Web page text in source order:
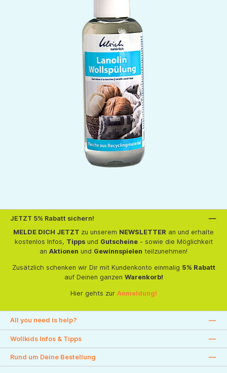
JETZT 5% Rabatt sichern!
MELDE DICH JETZT zu unserem NEWSLETTER an und erhalte
kostenlos Infos, Tippsund Gutscheine- sowie die Möglichkeit
an Aktionen und Gewinnspielen teilzunehmen!
Zusätzlich schenken wir Dir mit Kundenkonto einmalig 5% Rabatt
auf Deinen ganzen Warenkorb!
Hier gehts zur Anmeldung!
All you need is help?
Wollkids Infos & Tipps
Rund um Deine Bestellung